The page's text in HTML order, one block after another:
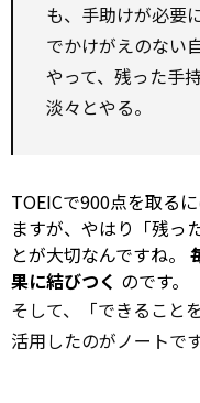
も、手助けが必要
でかけがえのない
やって、残った手
淡々とやる。
TOEICで900点を取る
ますが、やはり「残っ
とが大切なんですね。
果に結びつく のです。
そして、「できること
活用したのがノートです